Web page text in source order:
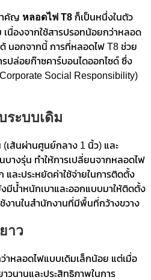
ำคัญ หลอดไฟ T8 ก็เป็นหนึ่งในตัว
นื่องจากใช้สารปรอทน้อยกว่าหลอด
ด้ นอกจากนี้ การที่หลอดไฟ T8 ช่วย
ปล่อยก๊าซคาร์บอนไดออกไซด์ ซึ่ง
Social Responsibility)
ระบบเดิม
เส้นผ่านศูนย์กลาง 1 นิ้ว) และ
บางรุ่น ทำให้การเปลี่ยนจากหลอดไฟ
และประหยัดค่าใช้จ่ายในการติดตั้ง
มีน้ำหนักเบาและออกแบบมาให้ติดตั้ง
ช้งานในสำนักงานที่มีพื้นที่กว้างขวาง
าว
ว่าหลอดไฟแบบเดิมเล็กน้อย แต่เมื่อ
วนานและประสิทธิภาพในการ